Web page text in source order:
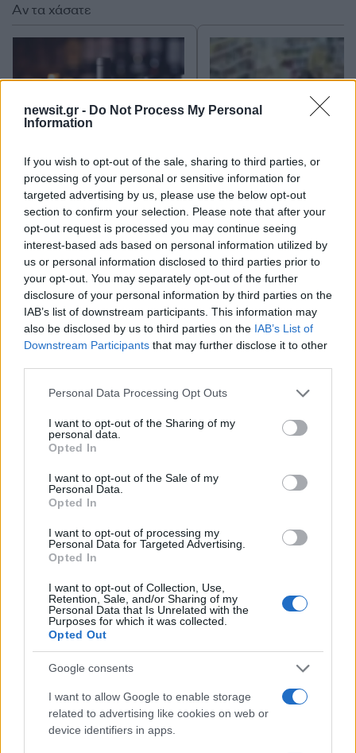
newsit.gr - Do Not Process My Personal
Information
If you wish to opt-out of the sale, sharing to third parties, or
processing of your personal or sensitive information for
targeted advertising by us, please use the below opt-out
section to confirm your selection. Please note that after your
opt-out request is processed you may continue seeing
interest-based ads based on personal information utilized by
us or personal information disclosed to third parties prior to
your opt-out. You may separately opt-out of the further
disclosure of your personal information by third parties on the
IAB’s list of downstream participants. This information may
also be disclosed by us to third parties on the IAB’s List of
Downstream Participants that may further disclose it to other
Please note that this website/app uses one or more Google
not limited to your visit or usage behaviour. You may click to
grant or deny consent to Google and its third-party tags to
use your data for below specified purposes in below Google
consent section.
Personal Data Processing Opt Outs
I want to opt-out of the Sharing of my
personal data.
Opted In
I want to opt-out of the Sale of my
Personal Data.
Opted In
I want to opt-out of processing my
Personal Data for Targeted Advertising.
Opted In
I want to opt-out of Collection, Use,
Retention, Sale, and/or Sharing of my
Personal Data that Is Unrelated with the
Purposes for which it was collected.
Opted Out
Google consents
I want to allow Google to enable storage
related to advertising like cookies on web or
device identifiers in apps.
Σχόλια
Υποβολή σχολίου
Όροι Χρήσης. Το site προστατεύεται από reCAPTCHA, ισχύουν
Πολιτική Απορρήτου
Ελλάδα
Share:
Αν τα χάσατε
«Ήπια ένα ποτό και έφυγα
λιπόθυμη» καταγγέλλει
20χρονη που μεταφέρθηκε
σε νοσοκομείο το ίδιο
βράδυ που κατέρρευσε η
16χρονη στο Γκάζι
Η ΕΛΑΣ απαντά
Γεωργιάδη για τον
της 16χρονης στο
Ενημερωθήκαμε από
πατέρα – Δεν
προηγούμενη